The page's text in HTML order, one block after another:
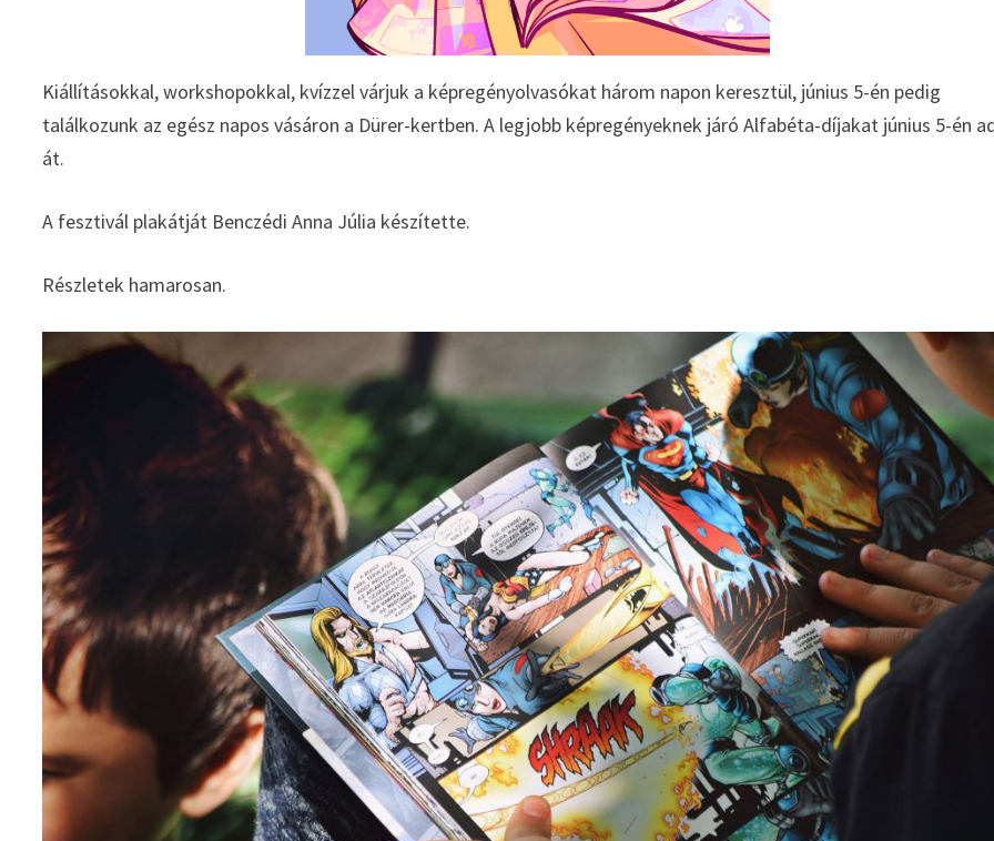
Kiállításokkal, workshopokkal, kvízzel várjuk a képregényolvasókat három napon keresztül, június 5-én pedig
találkozunk az egész napos vásáron a Dürer-kertben. A legjobb képregényeknek járó Alfabéta-díjakat június 5-én
át.
A fesztivál plakátját Benczédi Anna Júlia készítette.
Részletek hamarosan.